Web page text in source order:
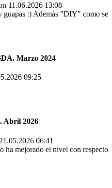
11.06.2026 13:08
guapas :) Además "DIY" como se
Marzo 2024
09:25
Abril 2026
21.05.2026 06:41
ha mejorado el nivel con respecto